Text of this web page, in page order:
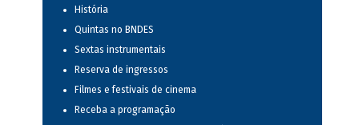
História
Quintas no BNDES
Sextas instrumentais
Reserva de ingressos
Filmes e festivais de cinema
Receba a programação